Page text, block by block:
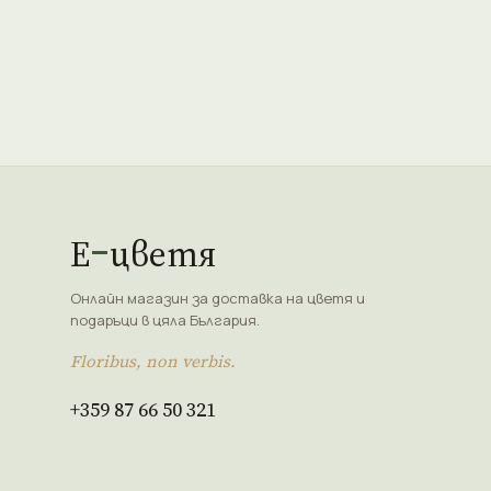
Е цветя
Онлайн магазин за доставка на цветя и
подаръци в цяла България.
Floribus, non verbis.
+359 87 66 50 321